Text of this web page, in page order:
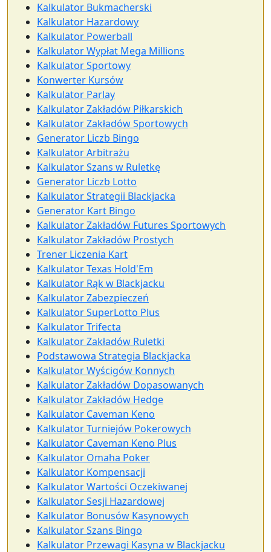
Kalkulator Bukmacherski
Kalkulator Hazardowy
Kalkulator Powerball
Kalkulator Wypłat Mega Millions
Kalkulator Sportowy
Konwerter Kursów
Kalkulator Parlay
Kalkulator Zakładów Piłkarskich
Kalkulator Zakładów Sportowych
Generator Liczb Bingo
Kalkulator Arbitrażu
Kalkulator Szans w Ruletkę
Generator Liczb Lotto
Kalkulator Strategii Blackjacka
Generator Kart Bingo
Kalkulator Zakładów Futures Sportowych
Kalkulator Zakładów Prostych
Trener Liczenia Kart
Kalkulator Texas Hold'Em
Kalkulator Rąk w Blackjacku
Kalkulator Zabezpieczeń
Kalkulator SuperLotto Plus
Kalkulator Trifecta
Kalkulator Zakładów Ruletki
Podstawowa Strategia Blackjacka
Kalkulator Wyścigów Konnych
Kalkulator Zakładów Dopasowanych
Kalkulator Zakładów Hedge
Kalkulator Caveman Keno
Kalkulator Turniejów Pokerowych
Kalkulator Caveman Keno Plus
Kalkulator Omaha Poker
Kalkulator Kompensacji
Kalkulator Wartości Oczekiwanej
Kalkulator Sesji Hazardowej
Kalkulator Bonusów Kasynowych
Kalkulator Szans Bingo
Kalkulator Przewagi Kasyna w Blackjacku